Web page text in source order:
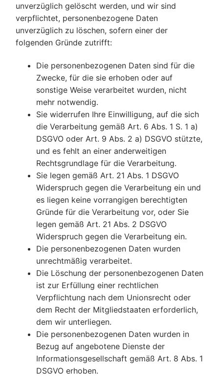
unverzüglich gelöscht werden, und wir sind
verpflichtet, personenbezogene Daten
unverzüglich zu löschen, sofern einer der
folgenden Gründe zutrifft:
Die personenbezogenen Daten sind für die
Zwecke, für die sie erhoben oder auf
sonstige Weise verarbeitet wurden, nicht
mehr notwendig.
Sie widerrufen Ihre Einwilligung, auf die sich
die Verarbeitung gemäß Art. 6 Abs. 1 S. 1 a)
DSGVO oder Art. 9 Abs. 2 a) DSGVO stützte,
und es fehlt an einer anderweitigen
Rechtsgrundlage für die Verarbeitung.
Sie legen gemäß Art. 21 Abs. 1 DSGVO
Widerspruch gegen die Verarbeitung ein und
es liegen keine vorrangigen berechtigten
Gründe für die Verarbeitung vor, oder Sie
legen gemäß Art. 21 Abs. 2 DSGVO
Widerspruch gegen die Verarbeitung ein.
Die personenbezogenen Daten wurden
unrechtmäßig verarbeitet.
Die Löschung der personenbezogenen Daten
ist zur Erfüllung einer rechtlichen
Verpflichtung nach dem Unionsrecht oder
dem Recht der Mitgliedstaaten erforderlich,
dem wir unterliegen.
Die personenbezogenen Daten wurden in
Bezug auf angebotene Dienste der
Informationsgesellschaft gemäß Art. 8 Abs. 1
DSGVO erhoben.